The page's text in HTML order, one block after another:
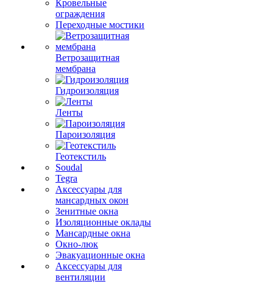
Кровельные
ограждения
Переходные мостики
Ветрозащитная
мембрана
Гидроизоляция
Ленты
Пароизоляция
Геотекстиль
Soudal
Tegra
Аксессуары для
мансардных окон
Зенитные окна
Изоляционные оклады
Мансардные окна
Окно-люк
Эвакуационные окна
Аксессуары для
вентиляции